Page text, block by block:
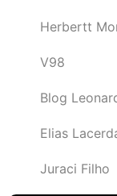
Herbertt
V98
Blog
Elias
Juraci Filho